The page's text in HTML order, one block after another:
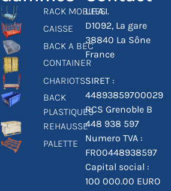
RACK MOBILES
CAISSE
BACK A BEC
CONTAINER
CHARIOTS
BACK
PLASTIQUES
REHAUSSE
PALETTE
L.F.A.I.
D1092, La gare
38840 La Sône
France
SIRET :
44893859700029
RCS Grenoble B
448 938 597
Numero TVA :
FR00448938597
Capital social :
100 000.00 EURO